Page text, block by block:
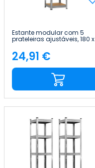
Estante modular com 5
prateleiras ajustáveis, 180 x
40 x 40 cm, 175 kg Thinia
Home
Preço
24,91 €